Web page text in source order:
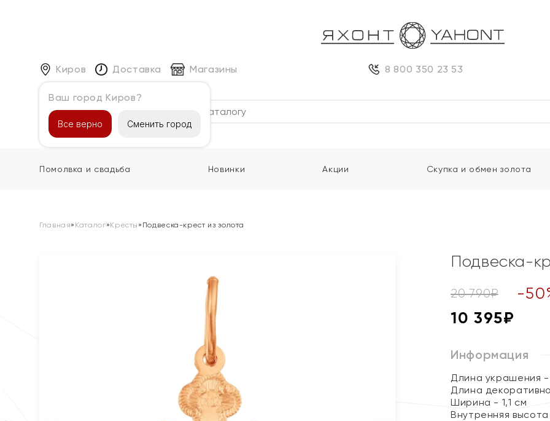
Киров
Ваш город Киров?
Все верно Сменить город
Доставка Магазины 8 800 350 23 53
Каталог
Помолвка и свадьба Новинки Акции Скупка и обмен золота
Главная» Каталог»Кресты » Подвеска-крест из золота
Подвеска-
20 790₽ -50
10 395₽
Информация
Длина украшения -
Длина
Ширина - 1,1 см
Внутренняя